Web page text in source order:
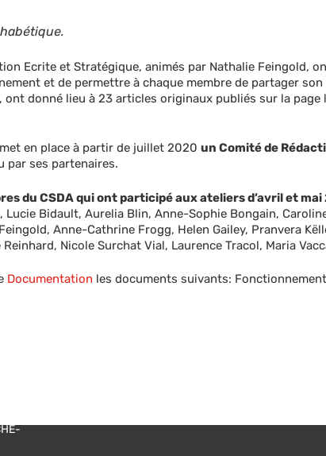
Ecrite et Stratégique, animés par Nathalie Feingold,
et de permettre à chaque membre de partager
donné lieu à 23 articles originaux publiés sur la
en place à partir de juillet 2020un Comité de
par ses partenaires.
du CSDA qui ont participé aux ateliers d’avril et
Bidault, Aurelia Blin, Anne-Sophie Bongain,
Anne-Cathrine Frogg, Helen Gailey, Pranvera
Nicole Surchat Vial, Laurence Tracol, Maria
Documentation les documents suivants: